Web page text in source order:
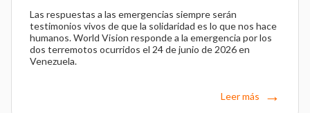
Las respuestas a las emergencias siempre serán
testimonios vivos de que la solidaridad es lo que nos hace
humanos. World Vision responde a la emergencia por los
dos terremotos ocurridos el 24 de junio de 2026 en
Venezuela.
Leer más